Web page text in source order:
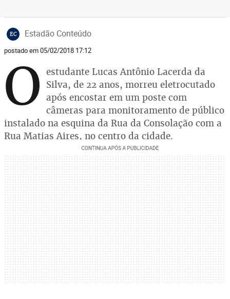
EC Estadão Conteúdo
postado em 05/02/2018 17:12
O estudante Lucas Antônio Lacerda da
Silva, de 22 anos, morreu eletrocutado
após encostar em um poste com
câmeras para monitoramento de público
instalado na esquina da Rua da Consolação com a
Rua Matias Aires, no centro da cidade.